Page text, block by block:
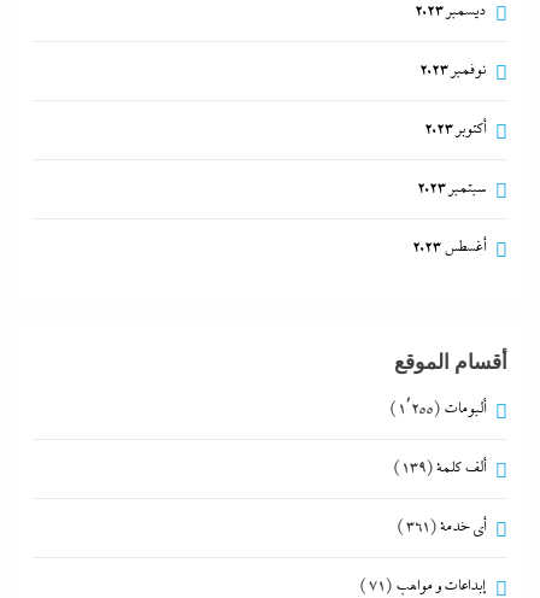
ديسمبر 2023
نوفمبر 2023
أكتوبر 2023
سبتمبر 2023
أغسطس 2023
أقسام الموقع
ألبومات (1٬255)
ألف كلمة(139)
أي خدمة(361)
إبداعات و مواهب (71)